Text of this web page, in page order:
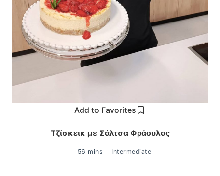
Add to Favorites
Τζίσκεικ με Σάλτσα Φράουλας
56 mins Intermediate